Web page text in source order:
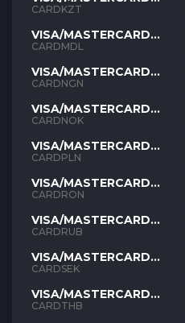
KZT
CARDKZT
VISA/MASTERCARD
MDL
CARDMDL
VISA/MASTERCARD
NGN
CARDNGN
VISA/MASTERCARD
NOK
CARDNOK
VISA/MASTERCARD
PLN
CARDPLN
VISA/MASTERCARD
RON
CARDRON
VISA/MASTERCARD
RUB
CARDRUB
VISA/MASTERCARD
SEK
CARDSEK
VISA/MASTERCARD
THB
CARDTHB